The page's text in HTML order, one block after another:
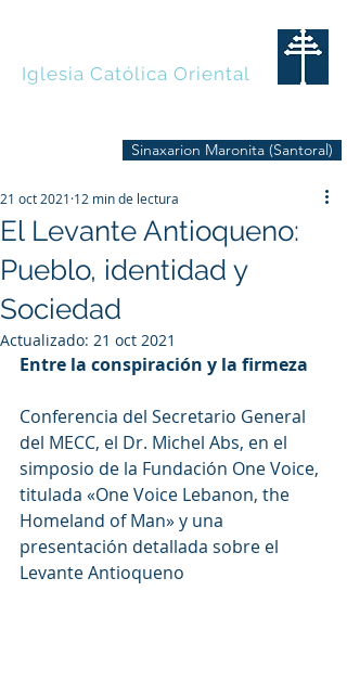
Iglesia Católica Oriental
Sinaxarion Maronita (Santoral)
El Levante Antioqueno:
Pueblo, identidad y
Sociedad
21 oct 2021 12 min de lectura
Actualizado: 21 oct 2021
Entre la conspiración y la firmeza
Conferencia del Secretario General
del MECC, el Dr. Michel Abs, en el
simposio de la Fundación One Voice,
titulada «One Voice Lebanon, the
Homeland of Man» y una
presentación detallada sobre el
Levante Antioqueno